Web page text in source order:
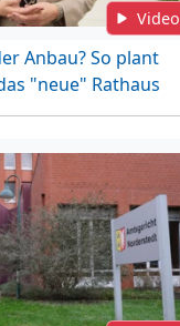
Video
Anbau? So plant
"neue" Rathaus